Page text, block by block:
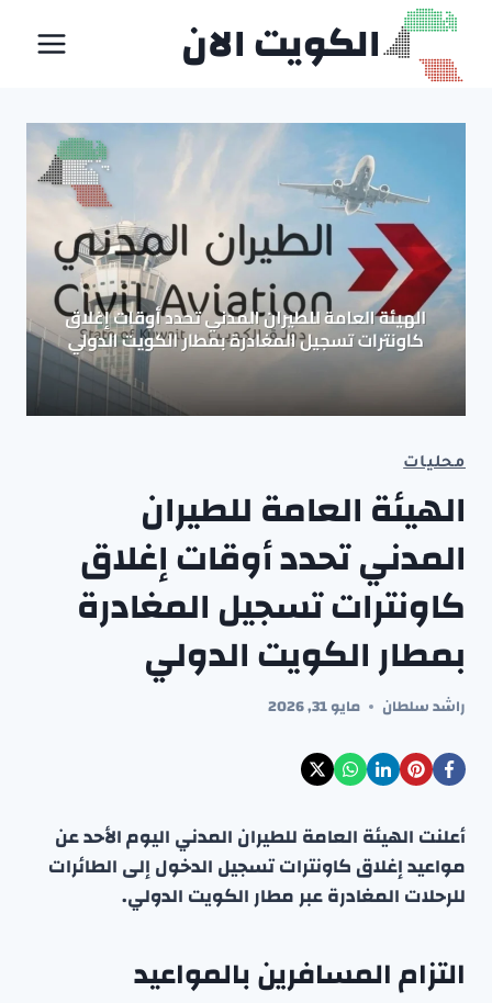
التجاوز
المحتوى
الكويت الان
محليات
الهيئة العامة للطيران
المدني تحدد أوقات إغلاق
كاونترات تسجيل المغادرة
بمطار الكويت الدولي
راشد سلطان مايو 31, 2026
أعلنت الهيئة العامة للطيران المدني اليوم الأحد عن
مواعيد إغلاق كاونترات تسجيل الدخول إلى الطائرات
للرحلات المغادرة عبر مطار الكويت الدولي.
التزام المسافرين بالمواعيد